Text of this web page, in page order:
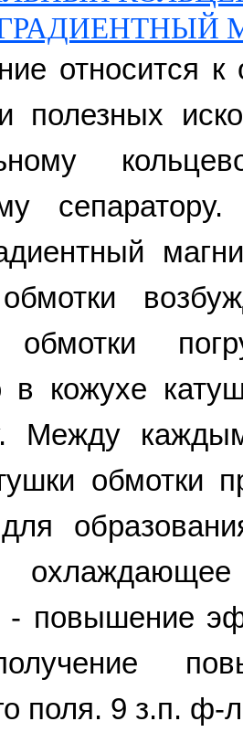
относится
полезных
обмотки
в кожухе
Между
обмотки
- повышение
поля. 9 з.п. ф-